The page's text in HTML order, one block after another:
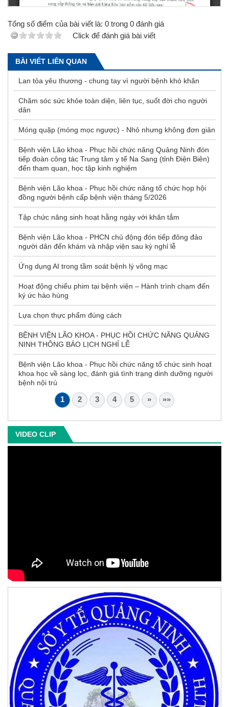
Tổng số điểm của bài viết là: 0 trong 0 đánh giá
Click để đánh giá bài viết
BÀI VIẾT LIÊN QUAN
Lan tỏa yêu thương - chung tay vì người bệnh khó khăn
Chăm sóc sức khỏe toàn diện, liên tục, suốt đời cho người
dân
Móng quặp (móng mọc ngược) - Nhỏ nhưng không đơn giản
Bệnh viện Lão khoa - Phục hồi chức năng Quảng Ninh đón
tiếp đoàn công tác Trung tâm y tế Na Sang (tỉnh Điện Biên)
đến tham quan, học tập kinh nghiệm
Bệnh viện Lão khoa - Phục hồi chức năng tổ chức họp hội
đồng người bệnh cấp bệnh viện tháng 5/2026
Tập chức năng sinh hoạt hằng ngày với khăn tắm
Bệnh viện Lão khoa - PHCN chủ động đón tiếp đông đảo
người dân đến khám và nhập viện sau kỳ nghỉ lễ
Ứng dụng AI trong tầm soát bệnh lý võng mạc
Hoạt động chiếu phim tại bệnh viện – Hành trình chạm đến
ký ức hào hùng
Lựa chọn thực phẩm đúng cách
BỆNH VIỆN LÃO KHOA - PHỤC HỒI CHỨC NĂNG QUẢNG
NINH THÔNG BÁO LỊCH NGHỈ LỄ
Bệnh viện Lão khoa - Phục hồi chức năng tổ chức sinh hoạt
khoa học về sàng lọc, đánh giá tình trạng dinh dưỡng người
bệnh nội trú
1 2 3 4 5 » »»
VIDEO CLIP